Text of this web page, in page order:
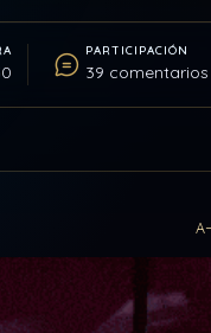
PARTICIPACIÓN
39 comentarios
A−